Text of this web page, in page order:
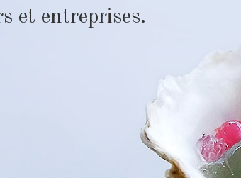
et entreprises.